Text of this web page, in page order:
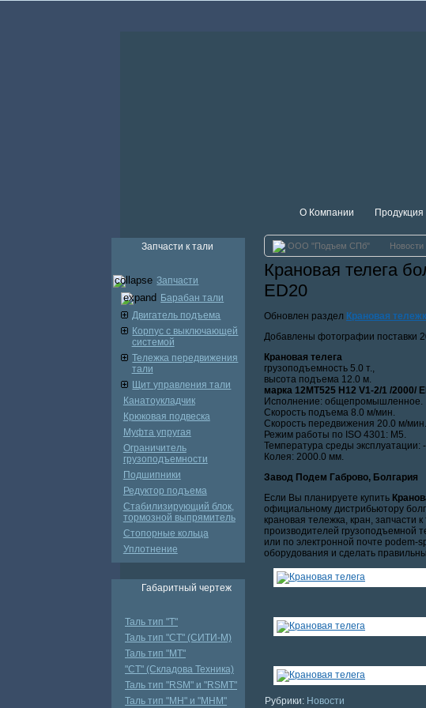
О Компании Продукция
Запчасти к тали
Запчасти
Барабан тали
Двигатель подъема
Корпус с выключающей
системой
Тележка передвижения
тали
Щит управления тали
Канатоукладчик
Крюковая подвеска
Муфта упругая
Ограничитель
грузоподъемности
Подшипники
Редуктор подъема
Стабилизирующий блок,
тормозной выпрямитель
Стопорные кольца
Уплотнение
Габаритный чертеж
Таль тип "Т"
Таль тип "СТ" (СИТИ-М)
Таль тип "МТ"
"СТ" (Складова Техника)
Таль тип "RSМ" и "RSMT"
Таль тип "MH" и "МНМ"
ООО "Подъем СПб" Новости
Крановая телега
ED20
Обновлен раздел Крановая
Добавлены фотографии поставки
Крановая телега
грузоподъемность 5.0 т.,
высота подъема 12.0 м.
марка 12МТ525 Н12 V1-2/1 /2000/
Исполнение: общепромышленное.
Скорость подъема 8.0 м/мин.
Скорость передвижения 20.0 м/мин.
Режим работы по ISO 4301: М5.
Температура среды эксплуатации:
Колея: 2000.0 мм.
Завод Подем Габрово, Болгария
Если Вы планируете купить
официальному дистрибьютору
крановая тележка, кран,
производителей грузоподъемной
или по электронной почте
оборудования и сделать
Рубрики: Новости